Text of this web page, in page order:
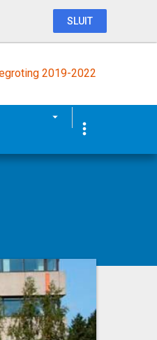
2019-2022
SLUIT